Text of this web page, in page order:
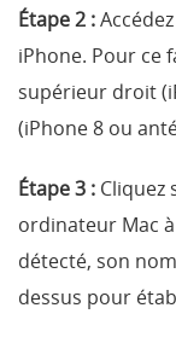
Étape 2 :
iPhone. Pour ce
supérieur droit
(iPhone 8 ou
Étape 3 : Cliquez
ordinateur Mac
détecté, son
dessus pour